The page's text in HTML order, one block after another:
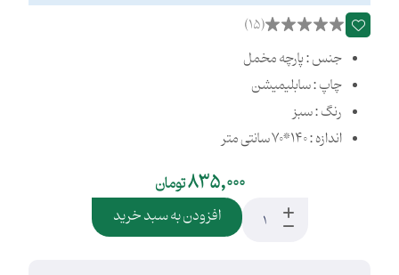
(15)
جنس : پارچه مخمل
چاپ : سابلیمیشن
رنگ : سبز
اندازه : 140*70 سانتی متر
835,000تومان
افزودن به سبد خرید